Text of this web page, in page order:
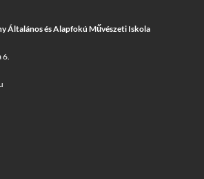
Általános és Alapfokú Művészeti Iskola